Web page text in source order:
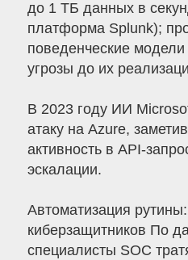
до 1 ТБ данных в
платформа Splunk);
поведенческие
угрозы до их
В 2023 году ИИ
атаку на Azure,
активность в API-
эскалации.
Автоматизация
киберзащитников По
специалисты SOC